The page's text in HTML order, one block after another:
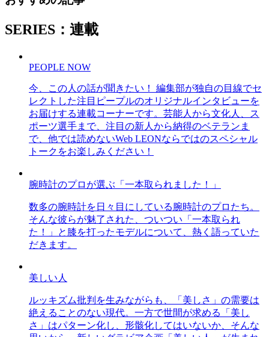
SERIES：連載
PEOPLE NOW
今、この人の話が聞きたい！ 編集部が独自の目線でセ
レクトした注目ピープルのオリジナルインタビューを
お届けする連載コーナーです。芸能人から文化人、ス
ポーツ選手まで、注目の新人から納得のベテランま
で、他では読めないWeb LEONならではのスペシャル
トークをお楽しみください！
腕時計のプロが選ぶ「一本取られました！」
数多の腕時計を日々目にしている腕時計のプロたち。
そんな彼らが魅了された、ついつい「一本取られ
た！」と膝を打ったモデルについて、熱く語っていた
だきます。
美しい人
ルッキズム批判を生みながらも、「美しさ」の需要は
絶えることのない現代。一方で世間が求める「美し
さ」はパターン化し、形骸化してはいないか、そんな